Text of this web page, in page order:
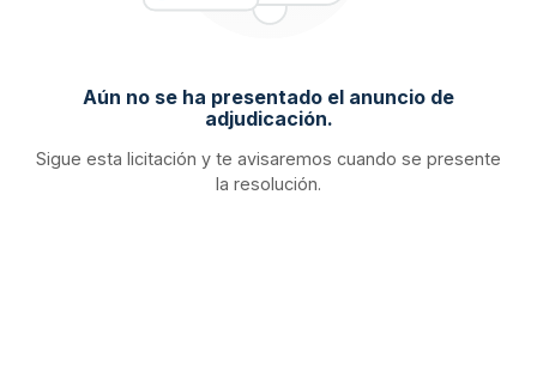
Aún no se ha presentado el anuncio de
adjudicación.
Sigue esta licitación y te avisaremos cuando se presente
la resolución.